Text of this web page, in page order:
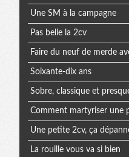
Une SM à la campagne
Pas belle la 2cv
Faire du neuf de merde
Soixante-dix ans
Sobre, classique et
Comment martyriser une
Une petite 2cv, ça
La rouille vous va si bien